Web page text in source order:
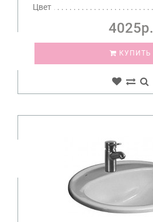
Цвет
4025р.
КУПИТЬ